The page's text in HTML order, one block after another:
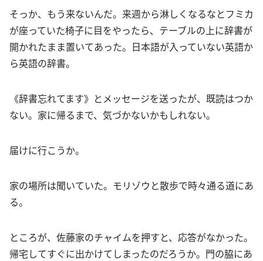
そっか、もう来ないんだ。来週から淋しくなるなとフミカ
が座っていた椅子に目をやったら、テーブルの上に辞書が
開かれたまま置いてあった。日本語が入っていない英語か
ら英語の辞書。
《辞書忘れてます》とメッセージを送ったが、既読はつか
ない。家に帰るまで、気づかないかもしれない。
届けに行こうか。
家の場所は聞いていた。モリゾウと散歩で時々通る道にあ
る。
ところが、佐藤家のチャイムを押すと、応答がなかった。
帰宅してすぐに出かけてしまったのだろうか。門の脇にあ